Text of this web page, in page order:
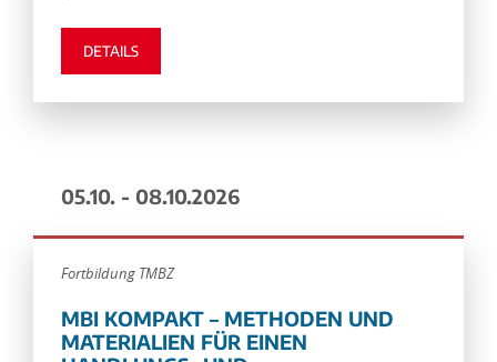
DETAILS
05.10. - 08.10.2026
Fortbildung TMBZ
MBI KOMPAKT – METHODEN UND
MATERIALIEN FÜR EINEN